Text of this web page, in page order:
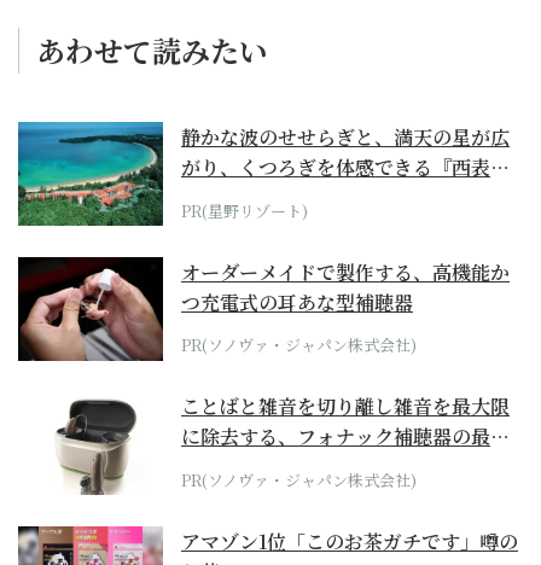
あわせて読みたい
静かな波のせせらぎと、満天の星が広
がり、くつろぎを体感できる『西表島
ホテル by...
PR(星野リゾート)
オーダーメイドで製作する、高機能か
つ充電式の耳あな型補聴器
PR(ソノヴァ・ジャパン株式会社)
ことばと雑音を切り離し雑音を最大限
に除去する、フォナック補聴器の最上
位モデル
PR(ソノヴァ・ジャパン株式会社)
アマゾン1位「このお茶ガチです」噂の